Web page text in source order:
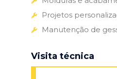
Projetos
Manutenção de
Visita técnica